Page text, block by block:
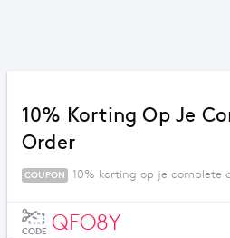
10% Korting Op Je
Order
COUPON 10% korting op je complete
CODE QFO8Y